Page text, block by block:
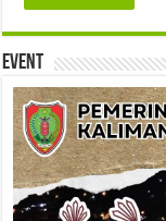
Event